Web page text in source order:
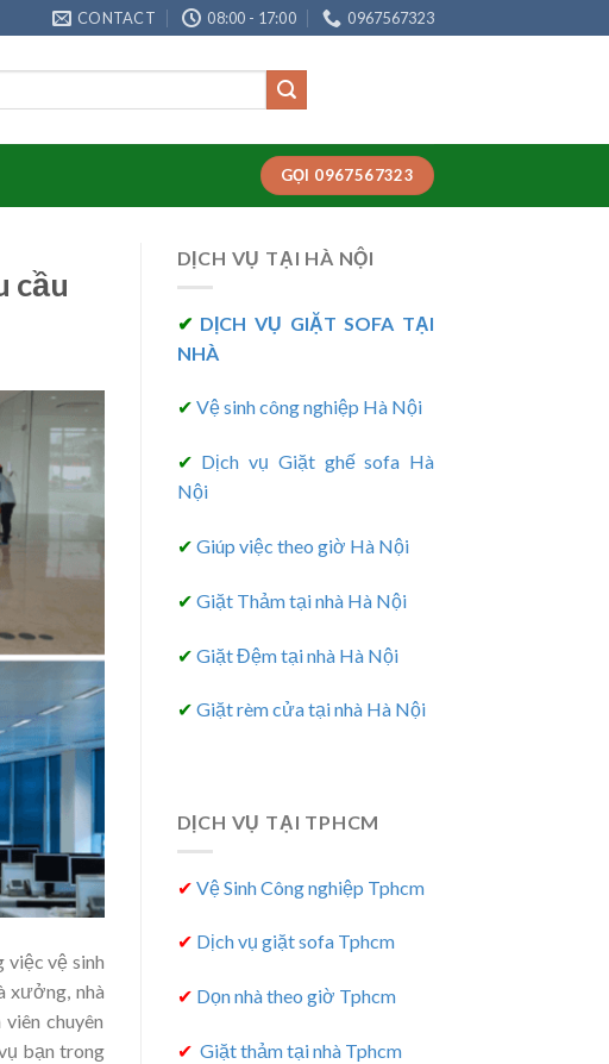
CONTACT 08:00 - 17:00 0967567323
GỌI 0967567323
cầu
việc vệ sinh
xưởng, nhà
chuyên
bạn trong
DỊCH VỤ TẠI HÀ NỘI
✔ DỊCH VỤ GIẶT SOFA TẠI
NHÀ
✔ Vệ sinh công nghiệp Hà Nội
✔ Dịch vụ Giặt ghế sofa Hà
Nội
✔ Giúp việc theo giờ Hà Nội
✔ Giặt Thảm tại nhà Hà Nội
✔ Giặt Đệm tại nhà Hà Nội
✔ Giặt rèm cửa tại nhà Hà Nội
DỊCH VỤ TẠI TPHCM
✔ Vệ Sinh Công nghiệp Tphcm
✔ Dịch vụ giặt sofa Tphcm
✔ Dọn nhà theo giờ Tphcm
✔ Giặt thảm tại nhà Tphcm